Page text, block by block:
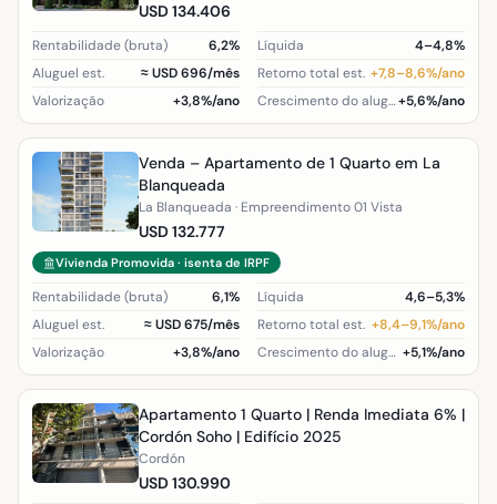
USD 134.406
Rentabilidade (bruta) 6,2% Líquida
4–4,8%
Aluguel est.
≈ USD 696/mês Retorno total est. +7,8–8,6%/ano
Valorização
+3,8%/ano Crescimento do aluguel (região)+5,6%/ano
Venda – Apartamento de 1 Quarto em La
Blanqueada
La Blanqueada · Empreendimento 01 Vista
USD 132.777
Vivienda Promovida · isenta de IRPF
Rentabilidade (bruta) 6,1% Líquida
4,6–5,3%
Aluguel est.
≈ USD 675/mês Retorno total est. +8,4–9,1%/ano
Valorização
+3,8%/ano Crescimento do aluguel (região) +5,1%/ano
Apartamento 1 Quarto | Renda Imediata 6% |
Cordón Soho | Edifício 2025
Cordón
USD 130.990